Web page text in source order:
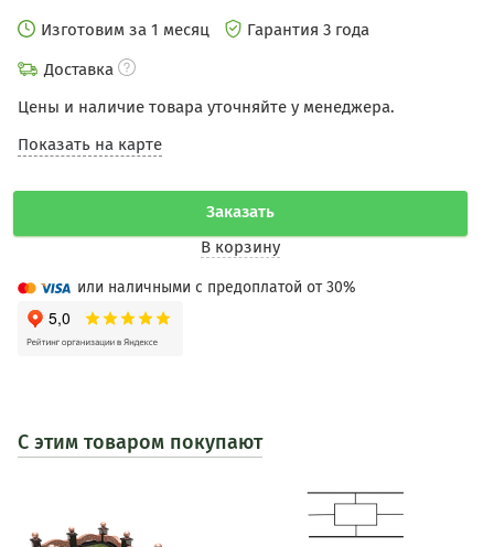
Изготовим за 1 месяц
Гарантия 3 года
Доставка
Цены и наличие товара уточняйте у менеджера.
Показать на карте
Заказать
В корзину
или наличными с предоплатой от 30%
С этим товаром покупают